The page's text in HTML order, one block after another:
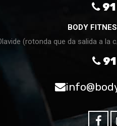
91
BODY
(rotonda que da salida a la
91